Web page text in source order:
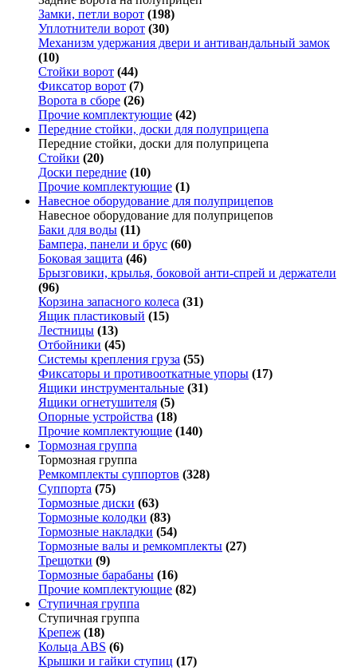
Замки, петли ворот (198)
Уплотнители ворот (30)
Механизм удержания двери и антивандальный замок
(10)
Стойки ворот (44)
Фиксатор ворот (7)
Ворота в сборе (26)
Прочие комплектующие (42)
Передние стойки, доски для полуприцепа
Передние стойки, доски для полуприцепа
Стойки (20)
Доски передние (10)
Прочие комплектующие (1)
Навесное оборудование для полуприцепов
Навесное оборудование для полуприцепов
Баки для воды (11)
Бампера, панели и брус (60)
Боковая защита (46)
Брызговики, крылья, боковой анти-спрей и держатели
(96)
Корзина запасного колеса (31)
Ящик пластиковый (15)
Лестницы (13)
Отбойники (45)
Системы крепления груза (55)
Фиксаторы и противооткатные упоры (17)
Ящики инструментальные (31)
Ящики огнетушителя (5)
Опорные устройства (18)
Прочие комплектующие (140)
Тормозная группа
Тормозная группа
Ремкомплекты суппортов (328)
Суппорта (75)
Тормозные диски (63)
Тормозные колодки (83)
Тормозные накладки (54)
Тормозные валы и ремкомплекты (27)
Трещотки (9)
Тормозные барабаны (16)
Прочие комплектующие (82)
Ступичная группа
Ступичная группа
Крепеж (18)
Кольца ABS (6)
Крышки и гайки ступиц (17)